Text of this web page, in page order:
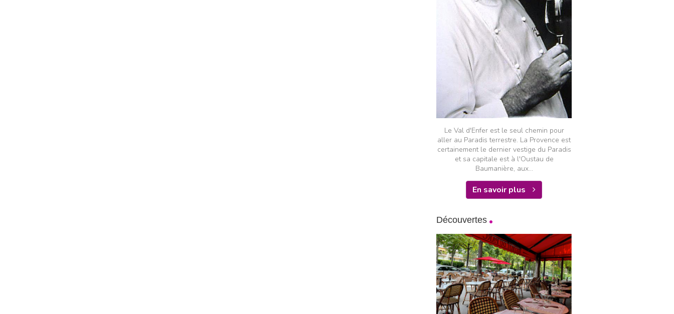
Le Val d'Enfer est le seul chemin pour
aller au Paradis terrestre. La Provence est
certainement le dernier vestige du Paradis
et sa capitale est à l'Oustau de
Baumanière, aux...
En savoir plus
Découvertes